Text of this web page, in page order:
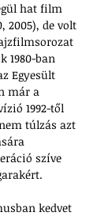
hat film
2005), de volt
1980-ban
Egyesült
már a
1992-től
túlzás azt
szíve
kedvet